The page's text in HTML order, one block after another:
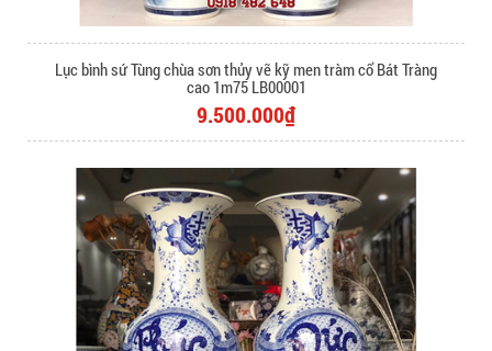
Lục bình sứ Tùng chùa sơn thủy vẽ kỹ men tràm cổ Bát Tràng
cao 1m75 LB00001
9.500.000₫